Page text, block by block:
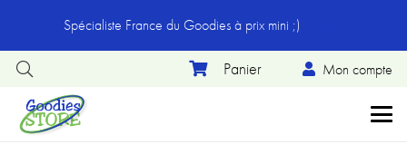
Spécialiste France du Goodies à prix mini ;)
Mon compte